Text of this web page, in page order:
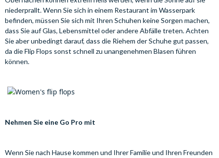
niederprallt. Wenn Sie sich in einem Restaurant im Wasserpark
befinden, müssen Sie sich mit Ihren Schuhen keine Sorgen machen,
dass Sie auf Glas, Lebensmittel oder andere Abfälle treten. Achten
Sie aber unbedingt darauf, dass die Riehem der Schuhe gut passen,
da die Flip Flops sonst schnell zu unangenehmen Blasen führen
können.
Nehmen Sie eine Go Pro mit
Wenn Sie nach Hause kommen und Ihrer Familie und Ihren Freunden